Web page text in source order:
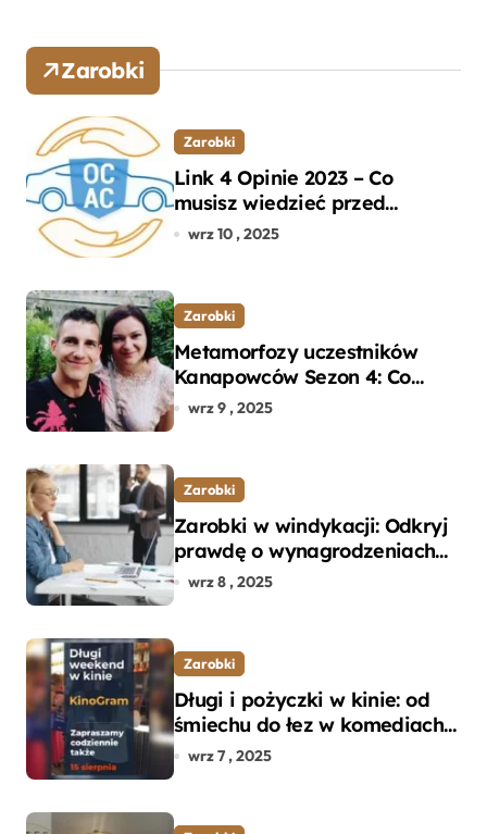
Zarobki
Zarobki
Link 4 Opinie 2023 – Co
musisz wiedzieć przed
wyborem ubezpieczenia OC i
wrz 10 , 2025
Zarobki
Metamorfozy uczestników
Kanapowców Sezon 4: Co
naprawdę zaskoczyło
wrz 9 , 2025
Zarobki
Zarobki w windykacji: Odkryj
prawdę o wynagrodzeniach
specjalistów w branży
wrz 8 , 2025
Zarobki
Długi i pożyczki w kinie: od
śmiechu do łez w komediach i
dramatach
wrz 7 , 2025